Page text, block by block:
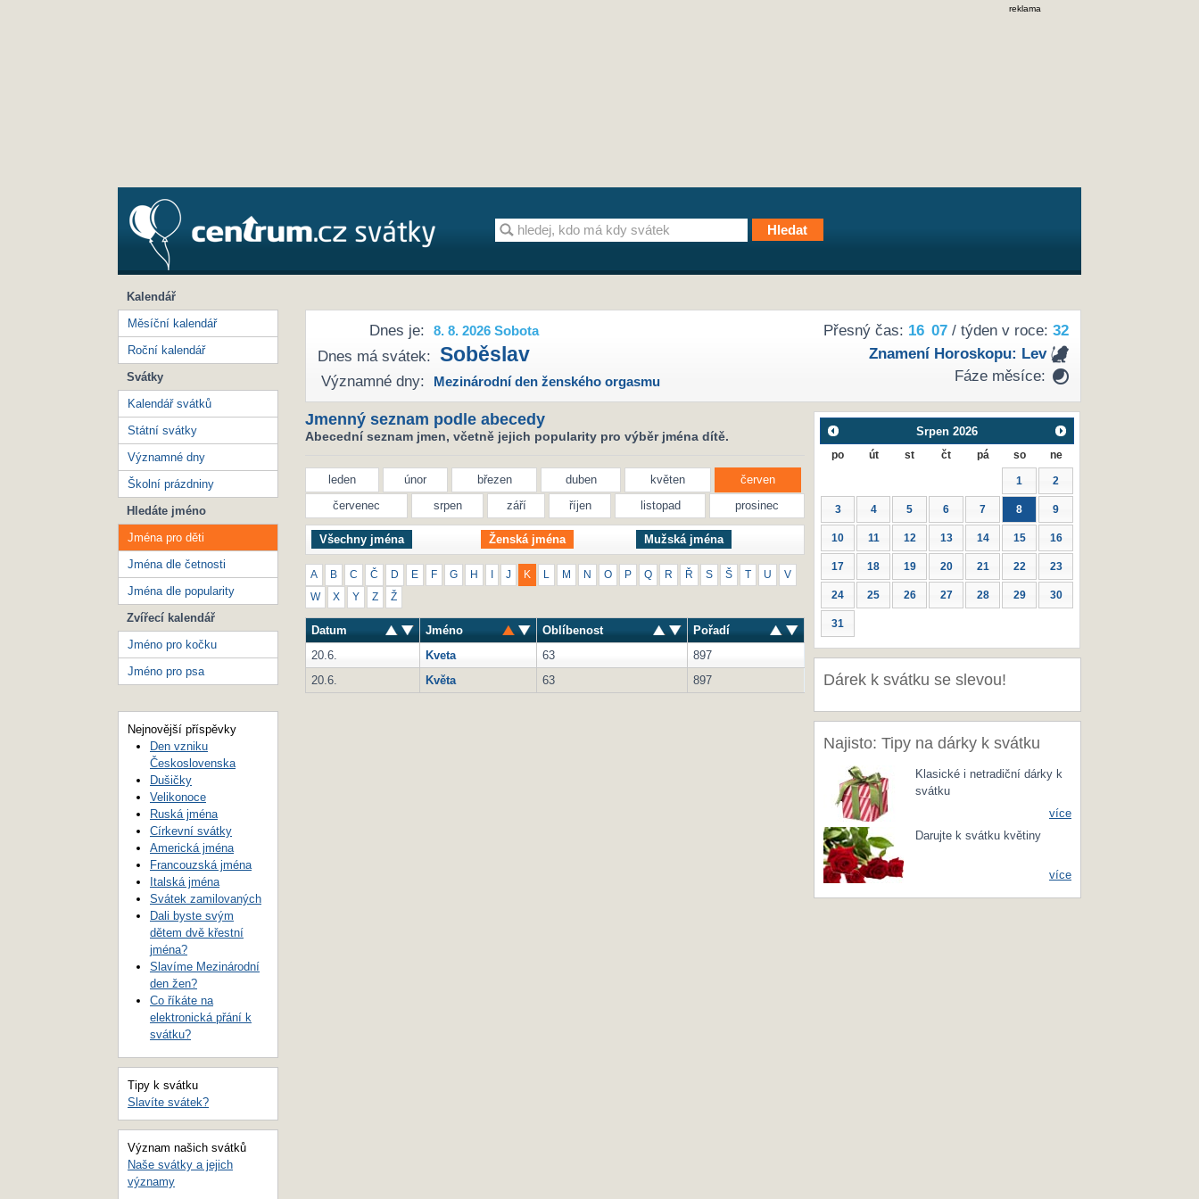
reklama
Přesný čas: 16 07/ týden v roce: 32
Znamení Horoskopu: Lev
Fáze měsíce:
Dnes je: 8. 8. 2026 Sobota
Dnes má svátek: Soběslav
Významné dny: Mezinárodní den ženského orgasmu
Jmenný seznam podle abecedy
Abecední seznam jmen, včetně jejich popularity pro výběr jména dítě.
leden únor březen duben květen
červen
červenec
srpen září říjen listopad prosinec
Všechny jména Ženská jména Mužská jména
A B C Č D E F G H J K M N O P Q R Ř S Š T U V
W X Y Z Ž
Datum Jméno Oblíbenost
Pořadí
20.6.
Kveta 63
897
20.6.
Květa 63 897
Srpen 2026
po út st čt pá so ne
1 2
3 4 5 6 7 8 9
10 11 12 13 14 15 16
17 18 19 20 21 22 23
24 25 26 27 28 29 30
31
Dárek k svátku se slevou!
Najisto: Tipy na dárky k svátku
Klasické i netradiční dárky k
svátku
více
Darujte k svátku květiny
více
Kalendář
Měsíční kalendář
Roční kalendář
Svátky
Kalendář svátků
Státní svátky
Významné dny
Školní prázdniny
Hledáte jméno
Jména pro děti
Jména dle četnosti
Jména dle popularity
Zvířecí kalendář
Jméno pro kočku
Jméno pro psa
Nejnovější příspěvky
Den vzniku
Československa
Dušičky
Velikonoce
Ruská jména
Církevní svátky
Americká jména
Francouzská jména
Italská jména
Svátek zamilovaných
Dali byste svým
dětem dvě křestní
jména?
Slavíme Mezinárodní
den žen?
Co říkáte na
elektronická přání k
svátku?
Tipy k svátku
Slavíte svátek?
Význam našich svátků
Naše svátky a jejich
významy